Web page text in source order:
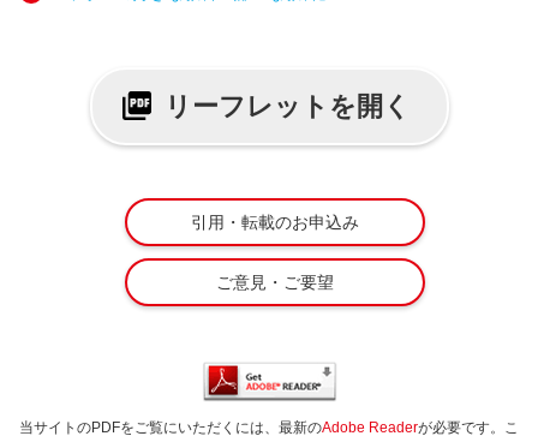
リーフレットを開く
引用・転載のお申込み
ご意見・ご要望
当サイトのPDFをご覧にいただくには、最新のAdobe Readerが必要です。こ